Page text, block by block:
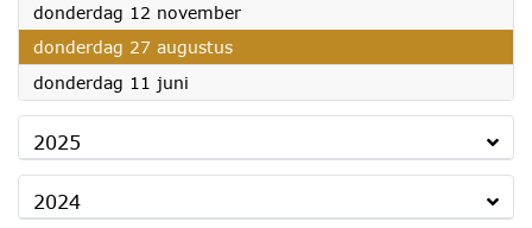
donderdag 12 november2026
donderdag 27 augustus2026
donderdag 11 juni
2025
2024